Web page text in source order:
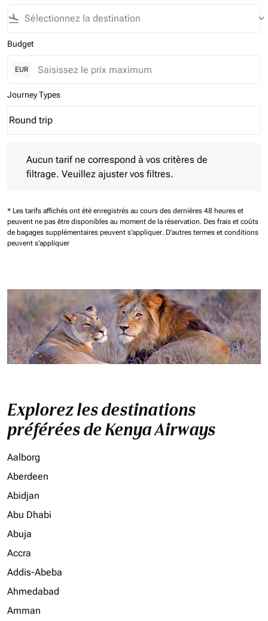
flight_land keyboard_arrow_down
Budget
EUR
Journey Types
Journey Types option Round trip Selected
Round trip
keyboard_arrow_down
Aucun tarif ne correspond à vos critères de
filtrage. Veuillez ajuster vos filtres.
* Les tarifs affichés ont été enregistrés au cours des dernières 48 heures et
peuvent ne pas être disponibles au moment de la réservation. Des frais et coûts
de bagages supplémentaires peuvent s'appliquer. D'autres termes et conditions
peuvent s'appliquer
Explorez les destinations
préférées de Kenya Airways
Aalborg
Aberdeen
Abidjan
Abu Dhabi
Abuja
Accra
Addis-Abeba
Ahmedabad
Amman